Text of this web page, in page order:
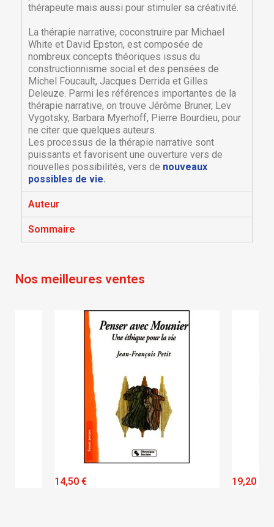
Ajouter à ma liste d'envies
Créer une liste d'envies
Nom de la liste d'envies
Connexion
Vous devez être connecté pour ajouter des produits
thérapeute mais aussi pour stimuler sa créativité.
La thérapie narrative, coconstruire par Michael
White et David Epston, est composée de
nombreux concepts théoriques issus du
constructionnisme social et des pensées de
Michel Foucault, Jacques Derrida et Gilles
Deleuze. Parmi les références importantes de la
thérapie narrative, on trouve Jérôme Bruner, Lev
Vygotsky, Barbara Myerhoff, Pierre Bourdieu, pour
ne citer que quelques auteurs.
Les processus de la thérapie narrative sont
puissants et favorisent une ouverture vers de
nouvelles possibilités, vers de nouveaux
possibles de vie.
Auteur
Sommaire
Nos meilleures ventes
14,50 € 19,20 €